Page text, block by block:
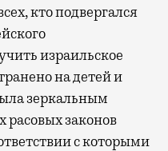
кто подвергался
израильское
на детей и
зеркальным
законов
с которыми